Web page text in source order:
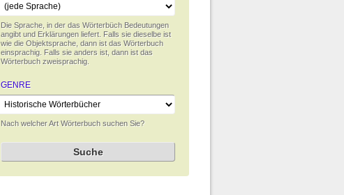
Die Sprache, in der das Wörterbüch Bedeutungen
angibt und Erklärungen liefert. Falls sie dieselbe ist
wie die Objektsprache, dann ist das Wörterbuch
einsprachig. Falls sie anders ist, dann ist das
Wörterbuch zweisprachig.
GENRE
Nach welcher Art Wörterbuch suchen Sie?